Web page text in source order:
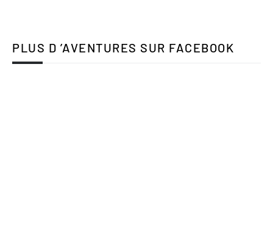
PLUS D ’AVENTURES SUR FACEBOOK